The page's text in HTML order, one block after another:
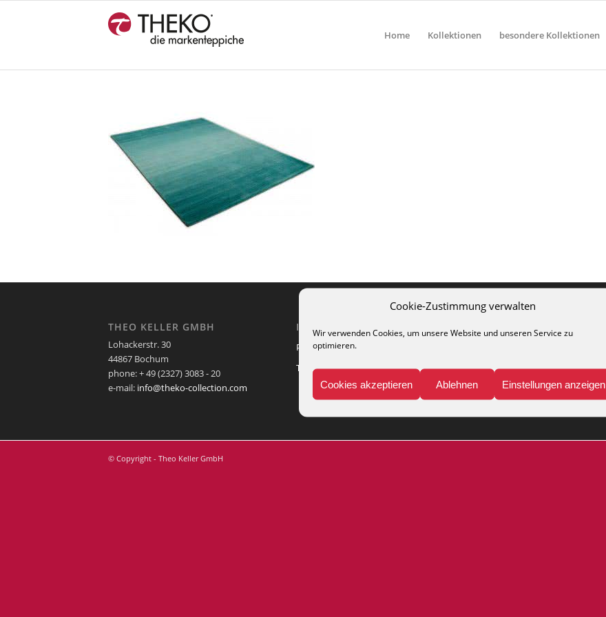
Cookie-Zustimmung verwalten
Wir verwenden Cookies, um unsere Website und unseren Service zu
optimieren.
Cookies akzeptieren Ablehnen Einstellungen anzeigen
Home Kollektionen besondere Kollektionen
THEO KELLER GMBH
Lohackerstr. 30
44867 Bochum
phone: + 49 (2327) 3083 - 20
e-mail: info@theko-collection.com
INFO
Pflegehinweise
Teppich-Lexikon
MEDIA
Katalog anfordern
Presse
© Copyright - Theo Keller GmbH